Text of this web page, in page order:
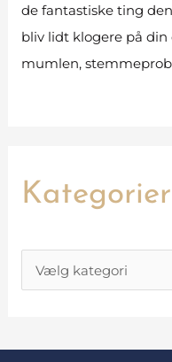
de fantastiske ting
bliv lidt klogere på
mumlen,
Kategorier